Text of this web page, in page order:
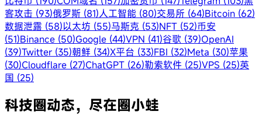
客攻击 (93)俄罗斯 (81)人工智能 (80)交易所 (64)Bitcoin (62)
数据泄露 (58)以太坊 (55)马斯克 (53)NFT (52)币安
(51)Binance (50)Google (44)VPN (41)谷歌 (39)OpenAI
(39)Twitter (35)朝鲜 (34)X平台 (33)FBI (32)Meta (30)苹果
(30)Cloudflare (27)ChatGPT (26)勒索软件 (25)VPS (25)英
国 (25)
科技圈动态，尽在圈小蛙